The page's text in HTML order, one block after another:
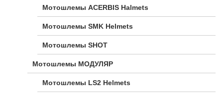
Мотошлемы ACERBIS Halmets
Мотошлемы SMK Helmets
Мотошлемы SHOT
Мотошлемы МОДУЛЯР
Мотошлемы LS2 Helmets